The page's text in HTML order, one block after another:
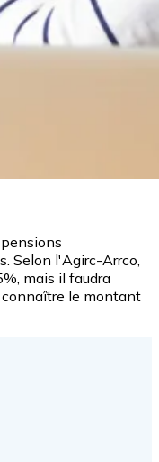
Selon l'Agirc-Arrco,
mais il faudra
connaître le montant